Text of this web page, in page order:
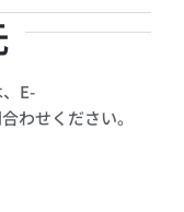
E-
わせください。